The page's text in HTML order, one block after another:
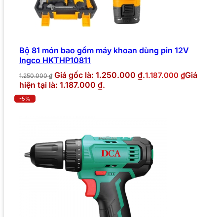
Bộ 81 món bao gồm máy khoan dùng pin 12V
Ingco HKTHP10811
1.250.000₫ Giá gốc là: 1.250.000 ₫.1.187.000 ₫Giá
hiện tại là: 1.187.000 ₫.
-5%